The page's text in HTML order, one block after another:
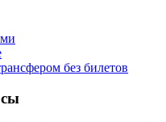
без билетов